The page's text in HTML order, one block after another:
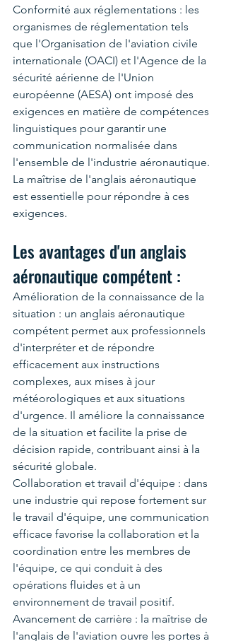
Conformité aux réglementations : les
organismes de réglementation tels
que l'Organisation de l'aviation civile
internationale (OACI) et l'Agence de la
sécurité aérienne de l'Union
européenne (AESA) ont imposé des
exigences en matière de compétences
linguistiques pour garantir une
communication normalisée dans
l'ensemble de l'industrie aéronautique.
La maîtrise de l'anglais aéronautique
est essentielle pour répondre à ces
exigences.
Les avantages d'un anglais
aéronautique compétent :
Amélioration de la connaissance de la
situation : un anglais aéronautique
compétent permet aux professionnels
d'interpréter et de répondre
efficacement aux instructions
complexes, aux mises à jour
météorologiques et aux situations
d'urgence. Il améliore la connaissance
de la situation et facilite la prise de
décision rapide, contribuant ainsi à la
sécurité globale.
Collaboration et travail d'équipe : dans
une industrie qui repose fortement sur
le travail d'équipe, une communication
efficace favorise la collaboration et la
coordination entre les membres de
l'équipe, ce qui conduit à des
opérations fluides et à un
environnement de travail positif.
Avancement de carrière : la maîtrise de
l'anglais de l'aviation ouvre les portes à